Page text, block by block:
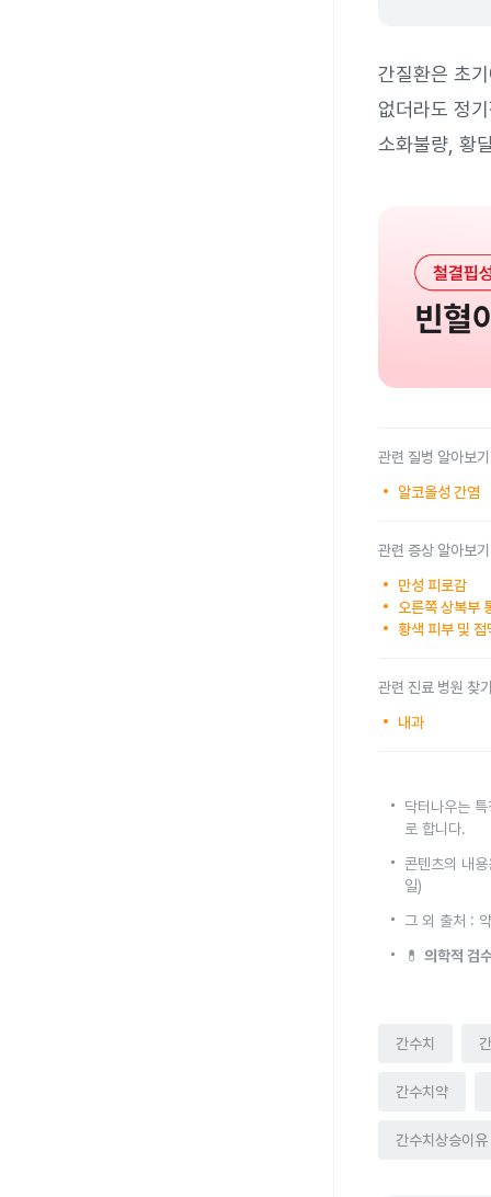
간질환은 초
없더라도 정
소화불량, 황
관련 질병 알아보기
알코올성 간염
관련 증상 알아보기
만성 피로감
오른쪽 상복부
황색 피부 및 점
관련 진료 병원 찾
내과
닥터나우는
로 합니다.
콘텐츠의 내
일)
그 외 출처 :
💊 의학적 검
간수치
간수치약
간수치상승이유